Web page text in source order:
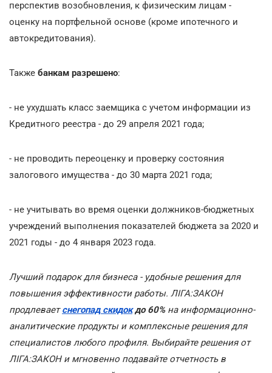
перспектив возобновления, к физическим лицам -
оценку на портфельной основе (кроме ипотечного и
автокредитования).
Также банкам разрешено:
- не ухудшать класс заемщика с учетом информации из
Кредитного реестра - до 29 апреля 2021 года;
- не проводить переоценку и проверку состояния
залогового имущества - до 30 марта 2021 года;
- не учитывать во время оценки должников-бюджетных
учреждений выполнения показателей бюджета за 2020 и
2021 годы - до 4 января 2023 года.
Лучший подарок для бизнеса - удобные решения для
повышения эффективности работы. ЛІГА:ЗАКОН
продлеваетснегопад скидокдо 60%на информационно-
аналитические продукты и комплексные решения для
специалистов любого профиля. Выбирайте решения от
ЛІГА:ЗАКОН и мгновенно подавайте отчетность в